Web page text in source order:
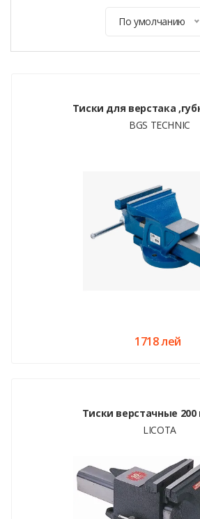
По умолчанию
Тиски для верстака
BGS TECHNIC
1718 лей
Тиски верстачные
LICOTA